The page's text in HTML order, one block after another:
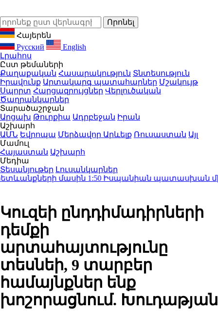
Հայերեն
Русский
English
Լրահոս
Ըստ թեմաների
Քաղաքական Հասարակություն Տնտեսություն
Իրավունք Արտակարգ պատահարներ Մշակույթ
Սպորտ Հարցազրույցներ Վերլուծական
Ծաղրանկարներ
Տարածաշրջան
Արցախ Թուրքիա Ադրբեջան Իրան
Աշխարհ
ԱՄՆ Եվրոպա Մերձավոր Արևելք Ռուսաստան Այլ
Մամուլ
Հայաստան Աշխարհ
Մեդիա
Տեսանյութեր Լուսանկարներ
մասին1:50 Իսպանիան պատասխան
Կուզեի ընդդիմադիրների
դեմքի
արտահայտությունը
տեսնեի, 9 տարբեր
համայնքներ ենք
խոշորացնում. Խուդաթյան